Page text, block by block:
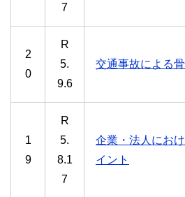
7
2
0
R
5.
9.6
交通事故による
1
9
R
5.
8.1
7
企業・法人にお
イント